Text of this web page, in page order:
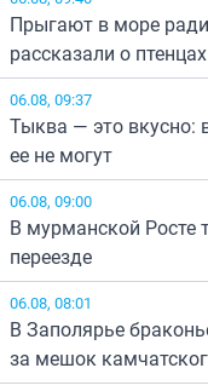
Прыгают в море
рассказали о
06.08, 09:37
Тыква — это вкусно:
ее не могут
06.08, 09:00
В мурманской Росте
переезде
06.08, 08:01
В Заполярье
за мешок